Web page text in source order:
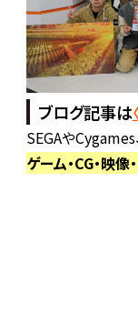
ブログ記事は
SEGAやCygames
ゲーム・CG・映